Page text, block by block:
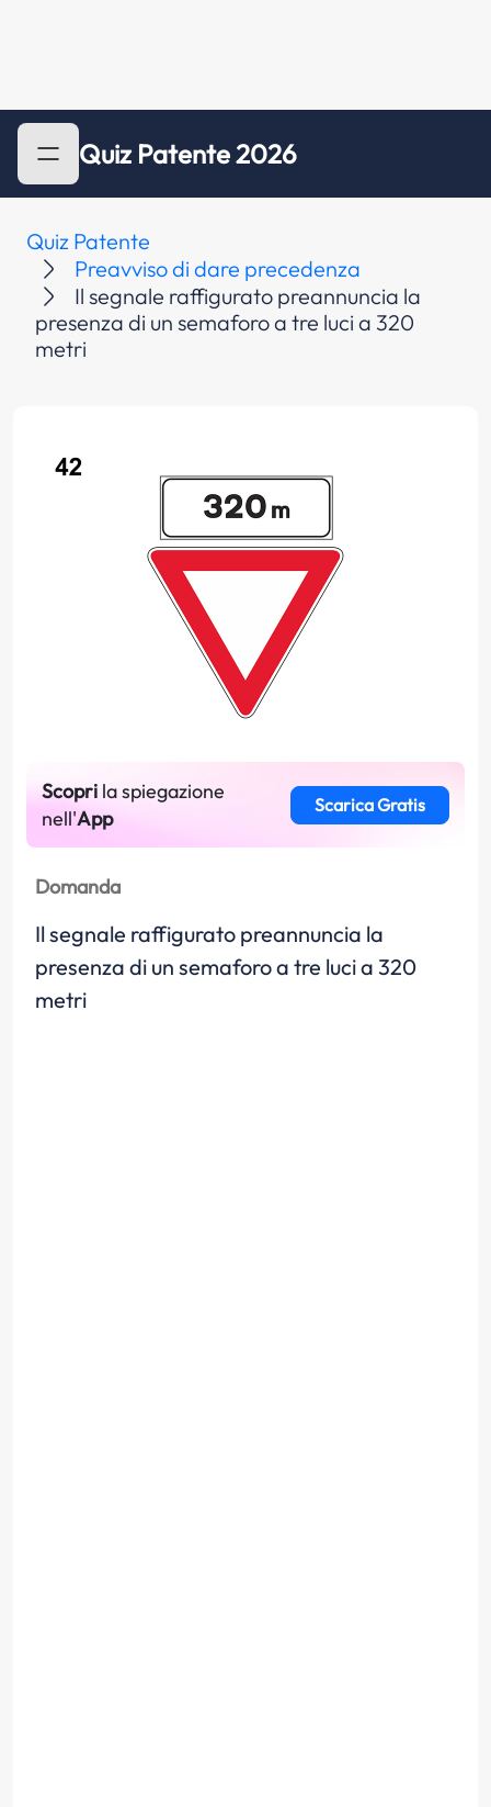
Quiz Patente 2026
Quiz Patente
Preavviso di dare precedenza
Il segnale raffigurato preannuncia la
presenza di un semaforo a tre luci a 320
metri
Scopri la spiegazione
nell'App
Scarica Gratis
Domanda
Il segnale raffigurato preannuncia la
presenza di un semaforo a tre luci a 320
metri